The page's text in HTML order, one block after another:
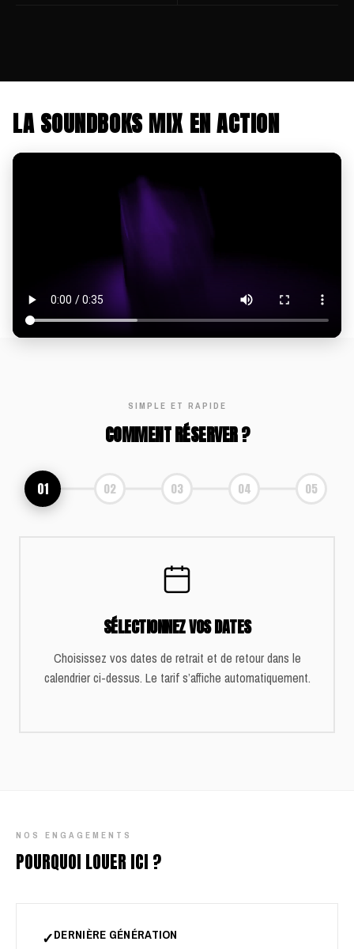
LA SOUNDBOKS MIX EN ACTION
SIMPLE ET RAPIDE
COMMENT RÉSERVER ?
01 02 03 04 05
SÉLECTIONNEZ VOS DATES
Choisissez vos dates de retrait et de retour dans le
calendrier ci-dessus. Le tarif s’affiche automatiquement.
NOS ENGAGEMENTS
POURQUOI LOUER ICI ?
✓DERNIÈRE GÉNÉRATION